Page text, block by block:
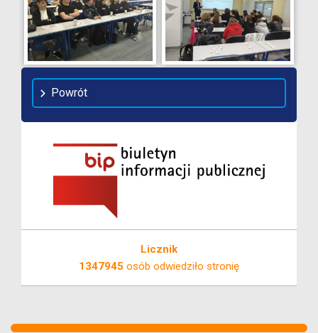
Powrót
Licznik
1347945 osób odwiedziło stronię